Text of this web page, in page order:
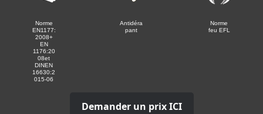
Norme
EN1177:
2008+
EN
1176:20
08et
DINEN
16630:2
015-06
Antidéra
pant
Norme
feu EFL
Demander un prix ICI